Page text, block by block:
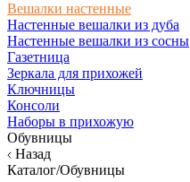
Вешалки настенные
Настенные вешалки из дуба
Настенные вешалки из сосны
Газетница
Зеркала для прихожей
Ключницы
Консоли
Наборы в прихожую
Обувницы
Назад
Каталог/Обувницы